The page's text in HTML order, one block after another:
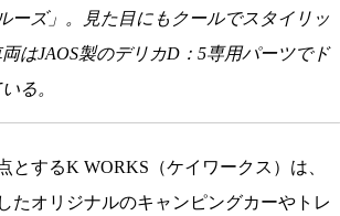
ーズ」。見た目にもクールでスタイリッ
はJAOS製のデリカD：5専用パーツでド
る。
とするK WORKS（ケイワークス）は、
たオリジナルのキャンピングカーやトレ